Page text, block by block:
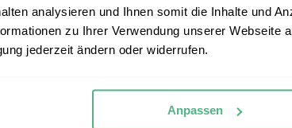
analysieren und Ihnen somit die Inhalte und
zu Ihrer Verwendung unserer Webseite
jederzeit ändern oder widerrufen.
Anpassen